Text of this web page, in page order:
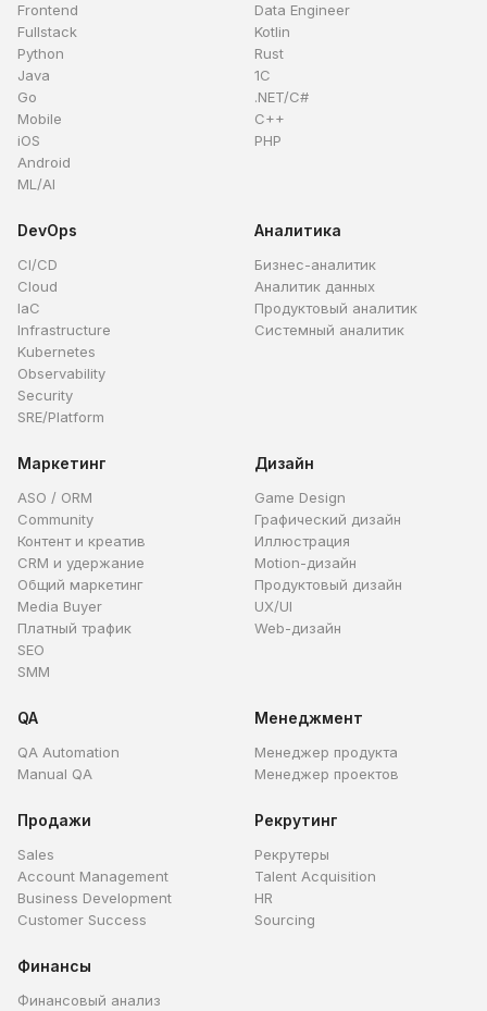
Frontend
Fullstack
Python
Java
Go
Mobile
iOS
Android
ML/AI
Data Engineer
Kotlin
Rust
1C
.NET/C#
C++
PHP
DevOps
CI/CD
Cloud
IaC
Infrastructure
Kubernetes
Observability
Security
SRE/Platform
Аналитика
Бизнес-аналитик
Аналитик данных
Продуктовый аналитик
Системный аналитик
Маркетинг
ASO / ORM
Community
Контент и креатив
CRM и удержание
Общий маркетинг
Media Buyer
Платный трафик
SEO
SMM
Дизайн
Game Design
Графический дизайн
Иллюстрация
Motion-дизайн
Продуктовый дизайн
UX/UI
Web-дизайн
QA
QA Automation
Manual QA
Менеджмент
Менеджер продукта
Менеджер проектов
Продажи
Sales
Account Management
Business Development
Customer Success
Рекрутинг
Рекрутеры
Talent Acquisition
HR
Sourcing
Финансы
Финансовый анализ